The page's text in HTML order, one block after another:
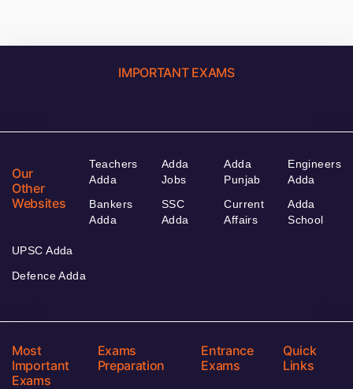
IMPORTANT EXAMS
Our
Other
Websites
Teachers
Adda
Bankers
Adda
Adda
Jobs
SSC
Adda
Adda
Punjab
Current
Affairs
Engineers
Adda
Adda
School
UPSC Adda
Defence Adda
Most
Important
Exams
Exams
Preparation
Entrance
Exams
Quick
Links